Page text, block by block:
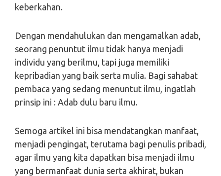
keberkahan.
Dengan mendahulukan dan mengamalkan adab,
seorang penuntut ilmu tidak hanya menjadi
individu yang berilmu, tapi juga memiliki
kepribadian yang baik serta mulia. Bagi sahabat
pembaca yang sedang menuntut ilmu, ingatlah
prinsip ini : Adab dulu baru ilmu.
Semoga artikel ini bisa mendatangkan manfaat,
menjadi pengingat, terutama bagi penulis pribadi,
agar ilmu yang kita dapatkan bisa menjadi ilmu
yang bermanfaat dunia serta akhirat, bukan